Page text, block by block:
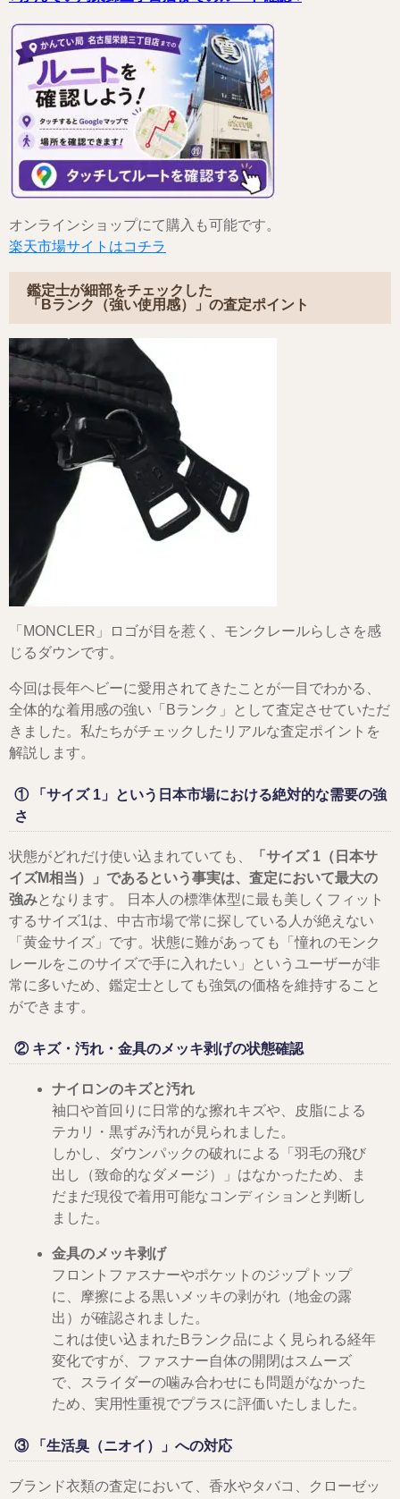
オンラインショップにて購入も可能です。
楽天市場サイトはコチラ
鑑定士が細部をチェックした
「Bランク（強い使用感）」の査定ポイント
「MONCLER」ロゴが目を惹く、モンクレールらしさを感
じるダウンです。
今回は長年ヘビーに愛用されてきたことが一目でわかる、
全体的な着用感の強い「Bランク」として査定させていただ
きました。私たちがチェックしたリアルな査定ポイントを
解説します。
① 「サイズ 1」という日本市場における絶対的な需要の強
さ
状態がどれだけ使い込まれていても、
「サイズ 1（日本サ
イズM相当）」であるという事実は、査定において最大の
強みとなります。 日本人の標準体型に最も美しくフィット
するサイズ1は、中古市場で常に探している人が絶えない
「黄金サイズ」です。状態に難があっても「憧れのモンク
レールをこのサイズで手に入れたい」というユーザーが非
常に多いため、鑑定士としても強気の価格を維持すること
ができます。
② キズ・汚れ・金具のメッキ剥げの状態確認
ナイロンのキズと汚れ
袖口や首回りに日常的な擦れキズや、皮脂による
テカリ・黒ずみ汚れが見られました。
しかし、ダウンパックの破れによる「羽毛の飛び
出し（致命的なダメージ）」はなかったため、ま
だまだ現役で着用可能なコンディションと判断し
ました。
金具のメッキ剥げ
フロントファスナーやポケットのジップトップ
に、摩擦による黒いメッキの剥がれ（地金の露
出）が確認されました。
これは使い込まれたBランク品によく見られる経年
変化ですが、ファスナー自体の開閉はスムーズ
で、スライダーの噛み合わせにも問題がなかった
ため、実用性重視でプラスに評価いたしました。
③ 「生活臭（ニオイ）」への対応
ブランド衣類の査定において、香水やタバコ、クローゼッ